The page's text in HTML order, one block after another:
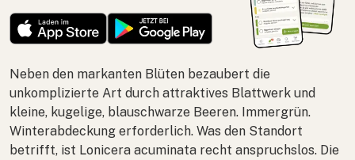
Neben den markanten Blüten bezaubert die
unkomplizierte Art durch attraktives Blattwerk und
kleine, kugelige, blauschwarze Beeren. Immergrün.
Winterabdeckung erforderlich. Was den Standort
betrifft, ist Lonicera acuminata recht anspruchslos. Die